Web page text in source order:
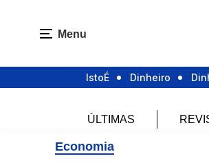
Menu
IstoÉ Dinheiro
ÚLTIMAS
Economia